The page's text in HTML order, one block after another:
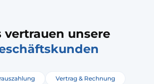
vertrauen unsere
Vertrag & Rechnung